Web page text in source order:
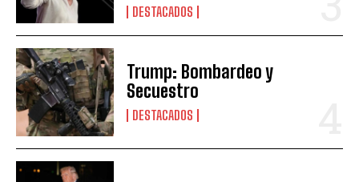
DESTACADOS
Trump: Bombardeo y
Secuestro
DESTACADOS